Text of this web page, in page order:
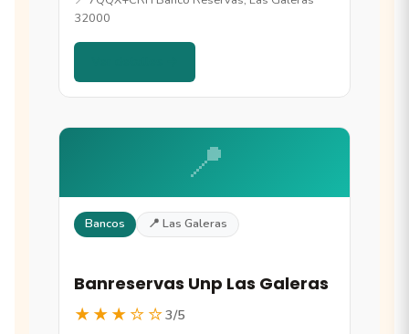
32000
📍
Bancos 📍 Las Galeras
Banreservas Unp Las Galeras
★★★☆☆3/5